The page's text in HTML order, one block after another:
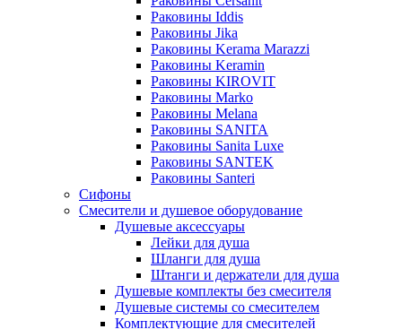
Раковины Iddis
Раковины Jika
Раковины Kerama Marazzi
Раковины Keramin
Раковины KIROVIT
Раковины Marko
Раковины Melana
Раковины SANITA
Раковины Sanita Luxe
Раковины SANTEK
Раковины Santeri
Сифоны
Смесители и душевое оборудование
Душевые аксессуары
Лейки для душа
Шланги для душа
Штанги и держатели для душа
Душевые комплекты без смесителя
Душевые системы со смесителем
Комплектующие для смесителей